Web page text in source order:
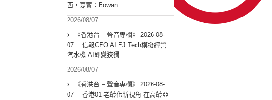
西，嘉賓︰Bowan
2026/08/07
《香港台 – 聲音專欄》 2026-08-
07｜ 信報CEO AI EJ Tech模擬經營
汽水機 AI即變狡猾
2026/08/07
《香港台 – 聲音專欄》 2026-08-
07｜ 香港01 老齡化新視角 在高齡亞